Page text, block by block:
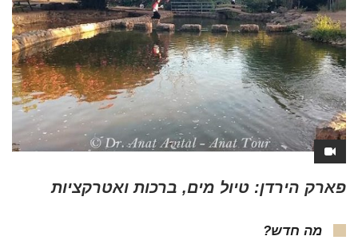
פארק הירדן: טיול מים, ברכות ואטרקציות
מה חדש?